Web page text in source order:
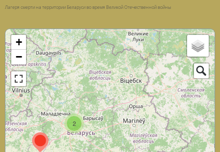
Лагеря смерти на территории Беларуси во время Великой Отечественной войны
2
+
−